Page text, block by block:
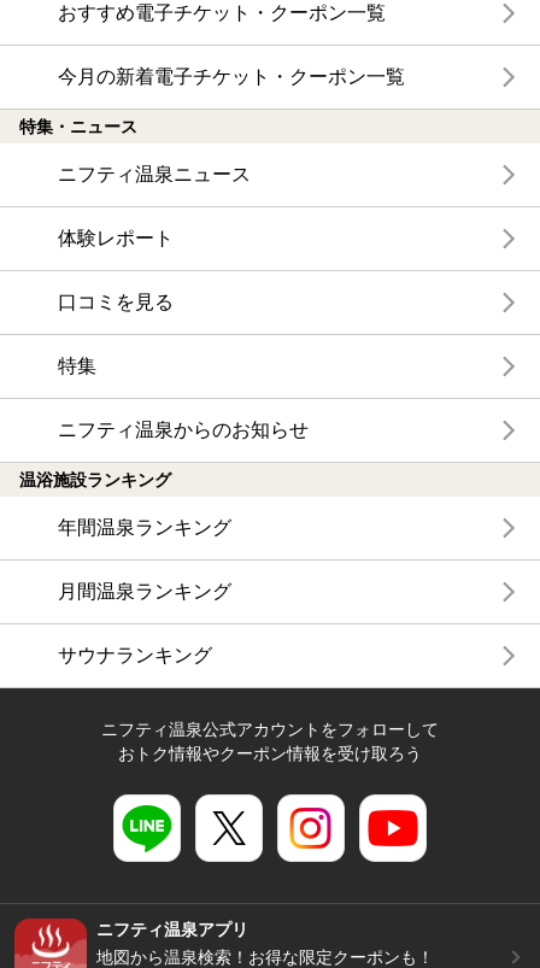
おすすめ電子チケット・クーポン一覧
今月の新着電子チケット・クーポン一覧
特集・ニュース
ニフティ温泉ニュース
体験レポート
口コミを見る
特集
ニフティ温泉からのお知らせ
温浴施設ランキング
年間温泉ランキング
月間温泉ランキング
サウナランキング
ニフティ温泉公式アカウントをフォローして
おトク情報やクーポン情報を受け取ろう
ニフティ温泉アプリ
地図から温泉検索！お得な限定クーポンも！